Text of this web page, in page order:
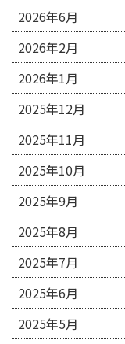
2026年6月
2026年2月
2026年1月
2025年12月
2025年11月
2025年10月
2025年9月
2025年8月
2025年7月
2025年6月
2025年5月